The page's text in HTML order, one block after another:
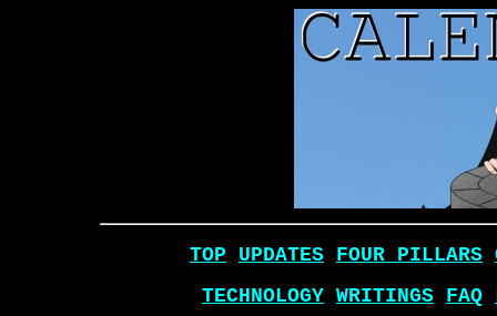
TOP UPDATES FOUR PILLARS
TECHNOLOGY WRITINGS FAQ